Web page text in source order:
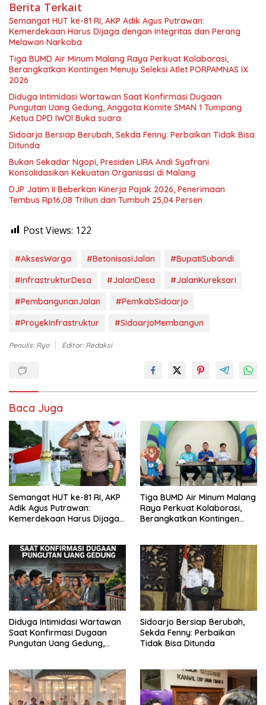
Berita Terkait
Semangat HUT ke-81 RI, AKP Adik Agus Putrawan:
Kemerdekaan Harus Dijaga dengan Integritas dan Perang
Melawan Narkoba
Tiga BUMD Air Minum Malang Raya Perkuat Kolaborasi,
Berangkatkan Kontingen Menuju Seleksi Atlet PORPAMNAS IX
2026
Diduga Intimidasi Wartawan Saat Konfirmasi Dugaan
Pungutan Uang Gedung, Anggota Komite SMAN 1 Tumpang
,Ketua DPD IWOI Buka suara
Sidoarjo Bersiap Berubah, Sekda Fenny: Perbaikan Tidak Bisa
Ditunda
Bukan Sekadar Ngopi, Presiden LIRA Andi Syafrani
Konsolidasikan Kekuatan Organisasi di Malang
DJP Jatim II Beberkan Kinerja Pajak 2026, Penerimaan
Tembus Rp16,08 Triliun dan Tumbuh 25,04 Persen
Post Views: 122
#AksesWarga #BetonisasiJalan
#BupatiSubandi
#InfrastrukturDesa
#JalanDesa
#JalanKureksari
#PembangunanJalan
#PemkabSidoarjo
#ProyekInfrastruktur
#SidoarjoMembangun
Penulis: Ryo Editor: Redaksi
Baca Juga
Semangat HUT ke-81 RI, AKP
Adik Agus Putrawan:
Kemerdekaan Harus Dijaga
Tiga BUMD Air Minum Malang
Raya Perkuat Kolaborasi,
Berangkatkan Kontingen
Diduga Intimidasi Wartawan
Saat Konfirmasi Dugaan
Pungutan Uang Gedung,
Buka suara
Sidoarjo Bersiap Berubah,
Sekda Fenny: Perbaikan
Tidak Bisa Ditunda